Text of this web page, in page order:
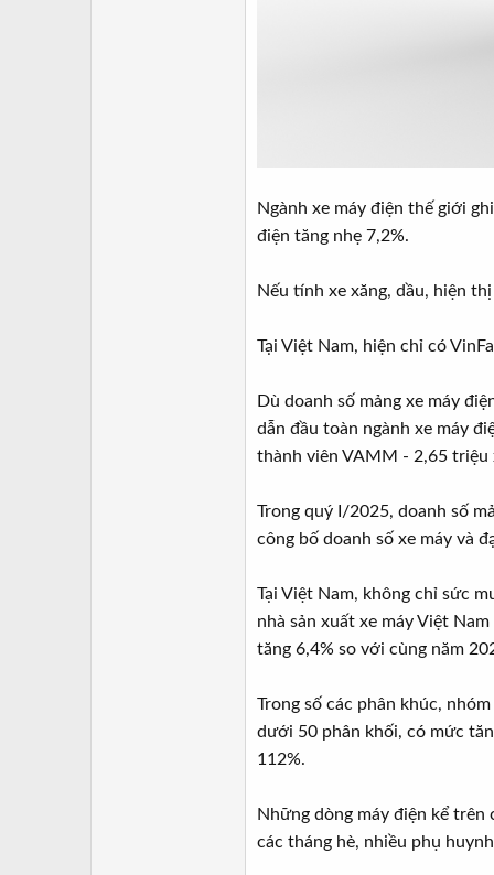
Ngành xe máy điện thế giới
điện tăng nhẹ 7,2%.
Nếu tính xe xăng, dầu, hiện
Tại Việt Nam, hiện chỉ có
Dù doanh số mảng xe máy
dẫn đầu toàn ngành xe máy
thành viên VAMM - 2,65 triệu
Trong quý I/2025, doanh số
công bố doanh số xe máy và
Tại Việt Nam, không chỉ sức
nhà sản xuất xe máy Việt
tăng 6,4% so với cùng năm
Trong số các phân khúc,
dưới 50 phân khối, có mức
112%.
Những dòng máy điện kể
các tháng hè, nhiều phụ